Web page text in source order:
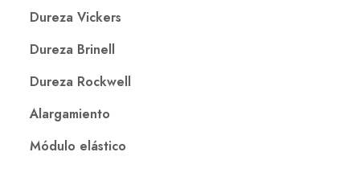
Dureza Vickers
Dureza Brinell
Dureza Rockwell
Alargamiento
Módulo elástico